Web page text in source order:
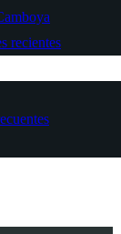
recientes